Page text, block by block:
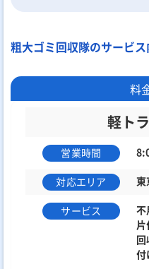
粗大ゴミ回収隊のサービ
料
軽ト
営業時間
対応エリア 東
サービス
不
付